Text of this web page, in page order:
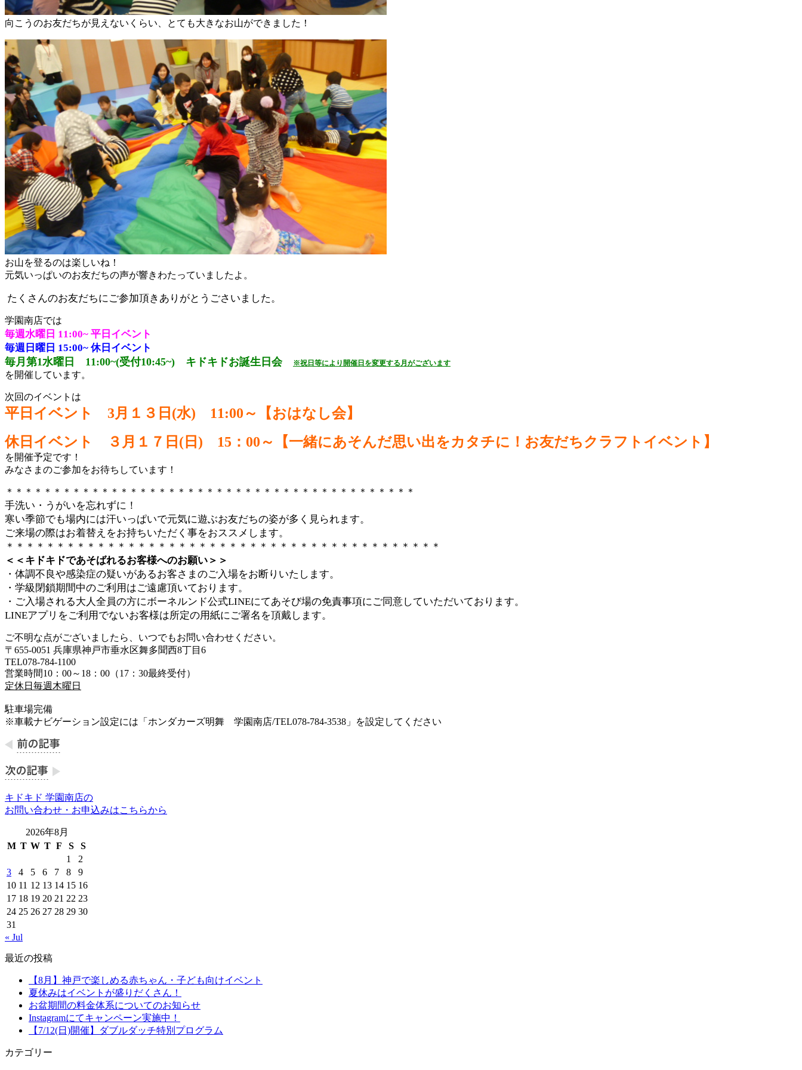
向こうのお友だちが見えないくらい、とても大きなお山ができました！
お山を登るのは楽しいね！
元気いっぱいのお友だちの声が響きわたっていましたよ。
たくさんのお友だちにご参加頂きありがとうごさいました。
学園南店では
毎週水曜日 11:00~ 平日イベント
毎週日曜日 15:00~ 休日イベント
毎月第1水曜日 11:00~(受付10:45~) キドキドお誕生日会 ※祝日等により開催日を変更する月がございます
を開催しています。
次回のイベントは
平日イベント 3月１３日(水) 11:00～【おはなし会】
休日 イベント ３月１７日(日) 15：00～【一緒にあそんだ思い出をカタチに！お友だちクラフトイベント】
を開催予定です！
みなさまのご参加をお待ちしています！
＊＊＊＊＊＊＊＊＊＊＊＊＊＊＊＊＊＊＊＊＊＊＊＊＊＊＊＊＊＊＊＊＊＊＊＊＊＊＊＊＊＊＊
手洗い・うがいを忘れずに！
寒い季節でも場内には汗いっぱいで元気に遊ぶお友だちの姿が多く見られます。
ご来場の際はお着替えをお持ちいただく事をおススメします。
＊＊＊＊＊＊＊＊＊＊＊＊＊＊＊＊＊＊＊＊＊＊＊＊＊＊＊＊＊＊＊＊＊＊＊＊＊＊＊＊＊＊＊
＜＜キドキドであそばれるお客様へのお願い＞＞
・体調不良や感染症の疑いがあるお客さまのご入場をお断りいたします。
・学級閉鎖期間中のご利用はご遠慮頂いております。
・ご入場される大人全員の方にボーネルンド公式LINEにてあそび場の免責事項にご同意していただいております。
LINEアプリをご利用でないお客様は所定の用紙にご署名を頂戴します。
ご不明な点がございましたら、いつでもお問い合わせください。
〒655-0051 兵庫県神戸市垂水区舞多聞西8丁目6
TEL078-784-1100
営業時間10：00～18：00（17：30最終受付）
定休日毎週木曜日
駐車場完備
※車載ナビゲーション設定には「ホンダカーズ明舞 学園南店/TEL078-784-3538」を設定してください
キドキド 学園南店の
お問い合わせ・お申込みはこちらから
2026年8月
M T W T F S
S
1
2
3
4 5 6 7 8
9
10 11 12 13 14 15 16
17 18 19 20 21 22 23
24 25 26 27 28 29 30
31
« Jul
最近の投稿
【8月】神戸で楽しめる赤ちゃん・子ども向けイベント
夏休みはイベントが盛りだくさん！
お盆期間の料金体系についてのお知らせ
Instagramにてキャンペーン実施中！
【7/12(日)開催】ダブルダッチ特別プログラム
カテゴリー